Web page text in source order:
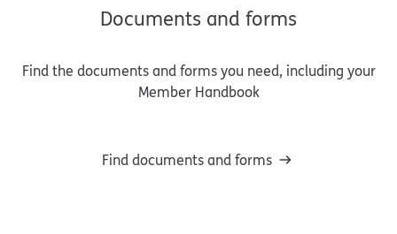
Documents and forms
Find the documents and forms you need, including your
Member Handbook
Find documents and forms